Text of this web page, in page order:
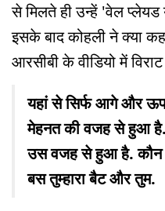
से मिलते ही उन्हें 'वेल
इसके बाद कोहली ने क्या
आरसीबी के वीडियो में
यहां से सिर्फ आगे और
मेहनत की वजह से हुआ है.
उस वजह से हुआ है. कौन
बस तुम्हारा बैट और तुम.